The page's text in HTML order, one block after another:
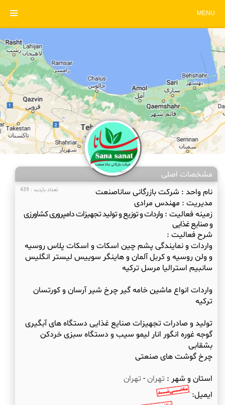
MENU
مشخصات اصلی
تعداد بازدید : 439 نام واحد : شرکت بازرگانی ساناصنعت
مدیریت : مهندس مرادی
زمینه فعالیت :واردات و توزیع و تولید تجهیزات دامپروری کشاورزی
و صنایع غذایی
شرح فعالیت :
واردات و نمایندگی پشم چین اسکات و اسکات پلاس روسیه
و ولن روسیه و کربل آلمان و هاینگر سوییس لیستر انگلیس
واردات انواع ماشین خامه گیر چرخ شیر آرسان و کورتسان
تولید و صادرات تجهیزات صنایع غذایی دستگاه های آبگیری
گوجه غوره انگور انار لیمو سیب و دستگاه سبزی خردکن
چرخ گوشت های صنعتی
استان و شهر : تهران- تهران
ایمیل: